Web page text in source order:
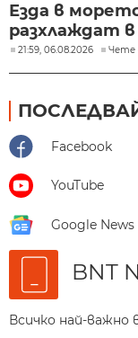
Езда в
разхлаждат
21:59, 06.08.2026 Чете
Facebook
YouTube
Google News
BNT
Всичко най-